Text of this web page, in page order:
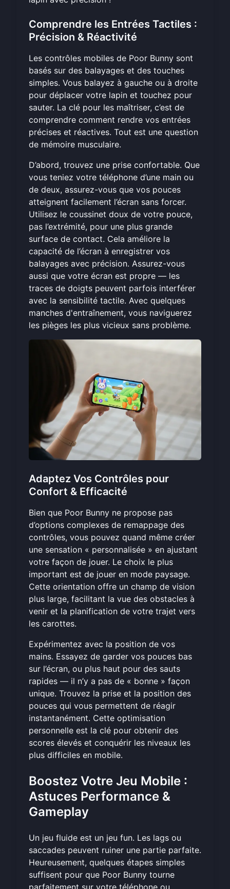
Comprendre les Entrées Tactiles :
Précision & Réactivité
Les contrôles mobiles de Poor Bunny sont
basés sur des balayages et des touches
simples. Vous balayez à gauche ou à droite
pour déplacer votre lapin et touchez pour
sauter. La clé pour les maîtriser, c’est de
comprendre comment rendre vos entrées
précises et réactives. Tout est une question
de mémoire musculaire.
D’abord, trouvez une prise confortable. Que
vous teniez votre téléphone d’une main ou
de deux, assurez-vous que vos pouces
atteignent facilement l’écran sans forcer.
Utilisez le coussinet doux de votre pouce,
pas l’extrémité, pour une plus grande
surface de contact. Cela améliore la
capacité de l’écran à enregistrer vos
balayages avec précision. Assurez-vous
aussi que votre écran est propre — les
traces de doigts peuvent parfois interférer
avec la sensibilité tactile. Avec quelques
manches d'entraînement, vous naviguerez
les pièges les plus vicieux sans problème.
Adaptez Vos Contrôles pour
Confort & Efficacité
Bien que Poor Bunny ne propose pas
d’options complexes de remappage des
contrôles, vous pouvez quand même créer
une sensation « personnalisée » en ajustant
votre façon de jouer. Le choix le plus
important est de jouer en mode paysage.
Cette orientation offre un champ de vision
plus large, facilitant la vue des obstacles à
venir et la planification de votre trajet vers
les carottes.
Expérimentez avec la position de vos
mains. Essayez de garder vos pouces bas
sur l’écran, ou plus haut pour des sauts
rapides — il n’y a pas de « bonne » façon
unique. Trouvez la prise et la position des
pouces qui vous permettent de réagir
instantanément. Cette optimisation
personnelle est la clé pour obtenir des
scores élevés et conquérir les niveaux les
plus difficiles en mobile.
Boostez Votre Jeu Mobile :
Astuces Performance &
Gameplay
Un jeu fluide est un jeu fun. Les lags ou
saccades peuvent ruiner une partie parfaite.
Heureusement, quelques étapes simples
suffisent pour que Poor Bunny tourne